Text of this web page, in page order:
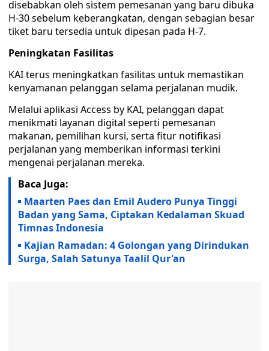
disebabkan oleh sistem pemesanan yang baru dibuka
H-30 sebelum keberangkatan, dengan sebagian besar
tiket baru tersedia untuk dipesan pada H-7.
Peningkatan Fasilitas
KAI terus meningkatkan fasilitas untuk memastikan
kenyamanan pelanggan selama perjalanan mudik.
Melalui aplikasi Access by KAI, pelanggan dapat
menikmati layanan digital seperti pemesanan
makanan, pemilihan kursi, serta fitur notifikasi
perjalanan yang memberikan informasi terkini
mengenai perjalanan mereka.
Baca Juga:
Maarten Paes dan Emil Audero Punya Tinggi
Badan yang Sama, Ciptakan Kedalaman Skuad
Timnas Indonesia
Kajian Ramadan: 4 Golongan yang Dirindukan
Surga, Salah Satunya Taalil Qur'an